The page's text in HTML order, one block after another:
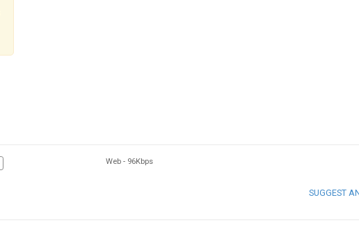
Web - 96Kbps
SUGGEST